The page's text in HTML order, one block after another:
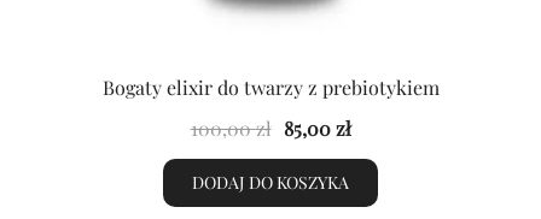
Bogaty elixir do twarzy z prebiotykiem
100,00zł Pierwotna
cena
wynosiła:
85,00złAktualna
cena
DODAJ DO KOSZYKA